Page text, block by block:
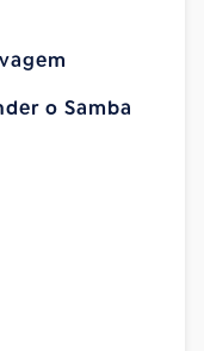
o Samba